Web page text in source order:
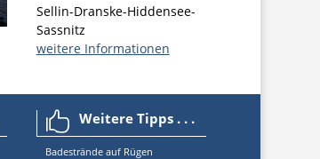
Sellin-Dranske-Hiddensee-
Sassnitz
weitere Informationen
 Weitere Tipps . . .
Badestrände auf Rügen